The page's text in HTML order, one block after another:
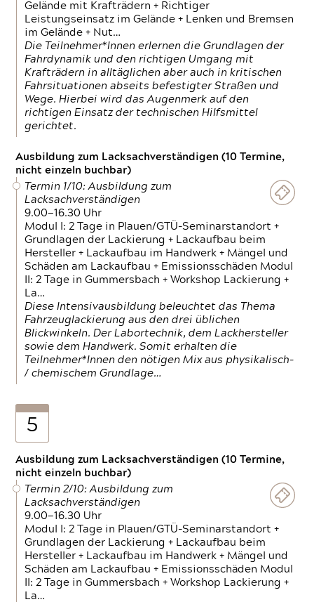
Gelände mit Krafträdern + Richtiger
Leistungseinsatz im Gelände + Lenken und Bremsen
im Gelände + Nut…
Die Teilnehmer*Innen erlernen die Grundlagen der
Fahrdynamik und den richtigen Umgang mit
Krafträdern in alltäglichen aber auch in kritischen
Fahrsituationen abseits befestigter Straßen und
Wege. Hierbei wird das Augenmerk auf den
richtigen Einsatz der technischen Hilfsmittel
gerichtet.
Ausbildung zum Lacksachverständigen (10 Termine,
nicht einzeln buchbar)
Termin 1/10: Ausbildung zum
Lacksachverständigen
9.00—16.30 Uhr
Modul I: 2 Tage in Plauen/GTÜ-Seminarstandort +
Grundlagen der Lackierung + Lackaufbau beim
Hersteller + Lackaufbau im Handwerk + Mängel und
Schäden am Lackaufbau + Emissionsschäden Modul
II: 2 Tage in Gummersbach + Workshop Lackierung +
La…
Diese Intensivausbildung beleuchtet das Thema
Fahrzeuglackierung aus den drei üblichen
Blickwinkeln. Der Labortechnik, dem Lackhersteller
sowie dem Handwerk. Somit erhalten die
Teilnehmer*Innen den nötigen Mix aus physikalisch-
/ chemischem Grundlage…
5
Ausbildung zum Lacksachverständigen (10 Termine,
nicht einzeln buchbar)
Termin 2/10: Ausbildung zum
Lacksachverständigen
9.00—16.30 Uhr
Modul I: 2 Tage in Plauen/GTÜ-Seminarstandort +
Grundlagen der Lackierung + Lackaufbau beim
Hersteller + Lackaufbau im Handwerk + Mängel und
Schäden am Lackaufbau + Emissionsschäden Modul
II: 2 Tage in Gummersbach + Workshop Lackierung +
La…